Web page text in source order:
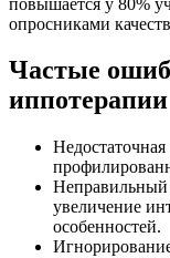
опросниками
Частые
иппотерапии
Неправильный
увеличение
особенностей.